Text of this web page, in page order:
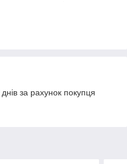
за рахунок покупця